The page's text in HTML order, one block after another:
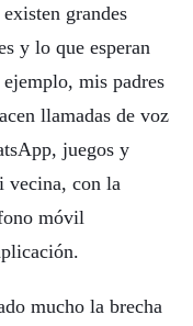
grandes
y lo que esperan
mis padres
llamadas de voz
juegos y
vecina, con la
móvil
mucho la brecha